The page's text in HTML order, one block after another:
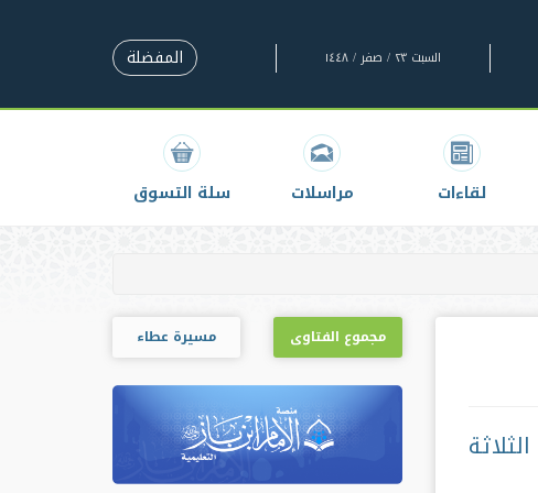
السبت ٢٣ / صفر / ١٤٤٨ المفضلة
لقاءات مراسلات سلة التسوق
مجموع الفتاوى مسيرة عطاء